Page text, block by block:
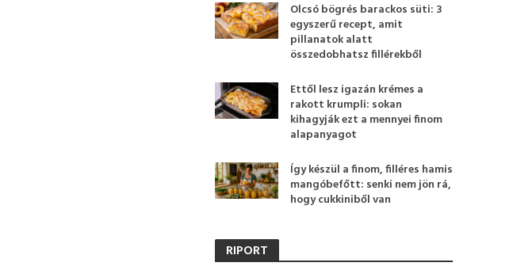
Olcsó bögrés barackos süti: 3
egyszerű recept, amit
pillanatok alatt
összedobhatsz fillérekből
Ettől lesz igazán krémes a
rakott krumpli: sokan
kihagyják ezt a mennyei finom
alapanyagot
Így készül a finom, filléres hamis
mangóbefőtt: senki nem jön rá,
hogy cukkiniből van
RIPORT